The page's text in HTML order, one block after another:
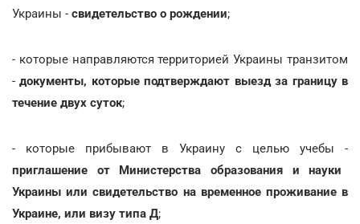
Украины - свидетельство о рождении;
- которые направляются территорией Украины транзитом
-документы, которые подтверждают выезд за границу в
течение двух суток;
- которые прибывают в Украину с целью учебы -
приглашение от Министерства образования и науки
Украины или свидетельство на временное проживание в
Украине, или визу типа Д;